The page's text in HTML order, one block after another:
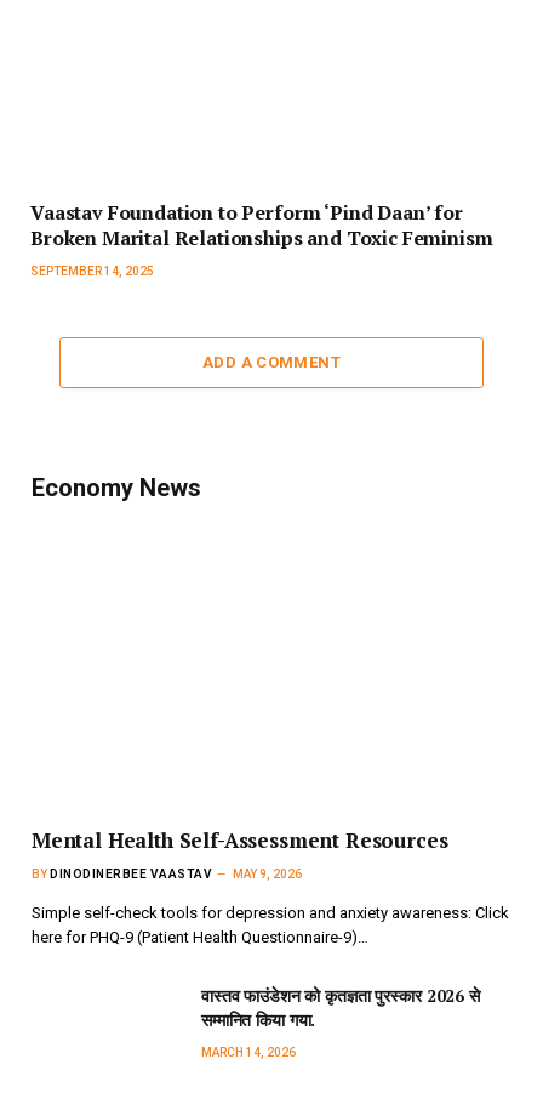
Vaastav Foundation to Perform ‘Pind Daan’ for
Broken Marital Relationships and Toxic Feminism
SEPTEMBER 14, 2025
ADD A COMMENT
Economy News
Mental Health Self-Assessment Resources
BY DINODINERBEE VAASTAV MAY 9, 2026
Simple self-check tools for depression and anxiety awareness: Click
here for PHQ-9 (Patient Health Questionnaire-9)…
वास्तव फाउंडेशन को कृतज्ञता पुरस्कार 2026 से
सम्मानित किया गया.
MARCH 14, 2026